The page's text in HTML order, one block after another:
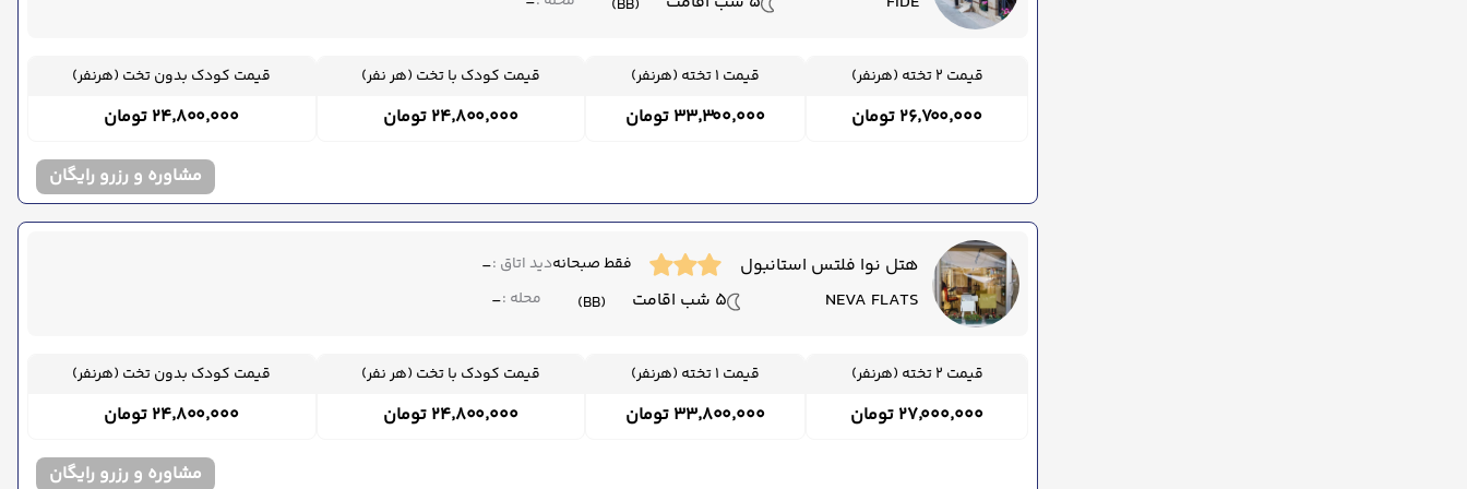
(BB)
قیمت 2 تخته (هرنفر)
۲۶٬۷۰۰٬۰۰۰ تومان
قیمت 1 تخته (هرنفر)
۳۳٬۳۰۰٬۰۰۰ تومان
قیمت کودک با تخت (هر نفر)
۲۴٬۸۰۰٬۰۰۰ تومان
قیمت کودک بدون تخت (هرنفر)
۲۴٬۸۰۰٬۰۰۰ تومان
مشاوره و رزرو رایگان
هتل نوا فلتس استانبول
NEVA FLATS
5 شب اقامت
فقط صبحانه
(BB)
دید اتاق :-
محله :-
قیمت 2 تخته (هرنفر)
۲۷٬۰۰۰٬۰۰۰ تومان
قیمت 1 تخته (هرنفر)
۳۳٬۸۰۰٬۰۰۰ تومان
قیمت کودک با تخت (هر نفر)
۲۴٬۸۰۰٬۰۰۰ تومان
قیمت کودک بدون تخت (هرنفر)
۲۴٬۸۰۰٬۰۰۰ تومان
مشاوره و رزرو رایگان